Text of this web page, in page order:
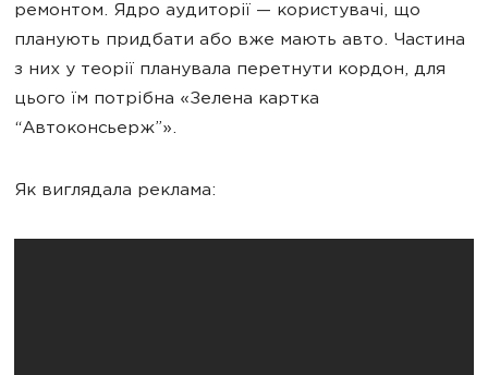
ремонтом. Ядро аудиторії — користувачі, що
планують придбати або вже мають авто. Частина
з них у теорії планувала перетнути кордон, для
цього їм потрібна «Зелена картка
“Автоконсьерж”».
Як виглядала реклама: